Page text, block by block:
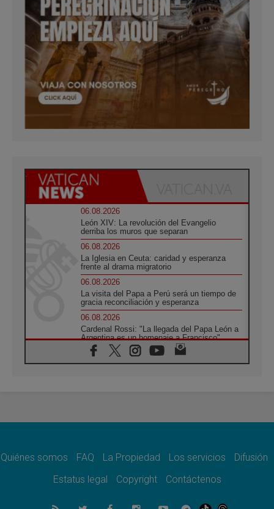
06.08.2026
León XIV: La revolución del Evangelio
derriba los muros que separan
06.08.2026
La Iglesia en Ceuta: caridad y esperanza
frente al drama migratorio
06.08.2026
La visita del Papa a Perú será un tiempo de
gracia reconciliación y esperanza
06.08.2026
Cardenal Rossi: "La llegada del Papa León a
Argentina es un homenaje a Francisco"
06.08.2026
En Asís, León XIV invita a los jóvenes a
05.08.2026
05.08.2026
sabiduría para afrontar los urgentes desafíos
de hoy
05.08.2026
Quiénes somos FAQ La Propiedad Los servicios
Difusión
Estatus legal
Copyright Contáctenos